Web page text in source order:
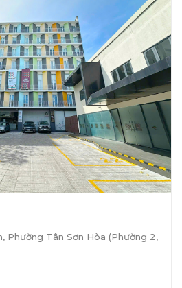
Phường Tân Sơn Hòa (Phường 2,